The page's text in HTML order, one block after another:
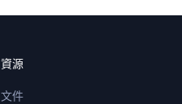
資源
文件